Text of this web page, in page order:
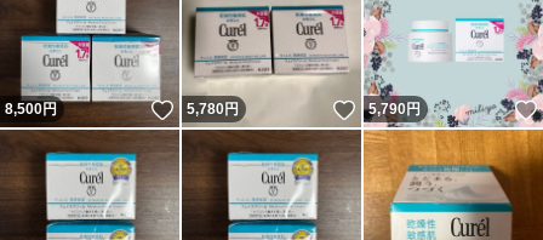
8,500円 いいね！
5,780円 いいね！
5,790円